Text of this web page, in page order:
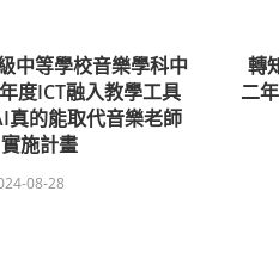
中等學校音樂學科中
度ICT融入教學工具
真的能取代音樂老師
施計畫
08-28
轉
二